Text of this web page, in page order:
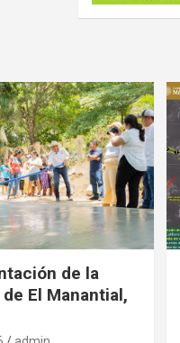
de la
El Manantial,